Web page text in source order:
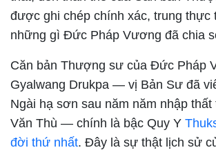
được ghi chép chính xác, trung thực
những gì Đức Pháp Vương đã chia
Căn bản Thượng sư của Đức Pháp
Gyalwang Drukpa — vị Bản Sư đã
Ngài hạ sơn sau năm năm nhập
Văn Thù — chính là bậc Quy Y
đời thứ nhất. Đây là sự thật lịch sử